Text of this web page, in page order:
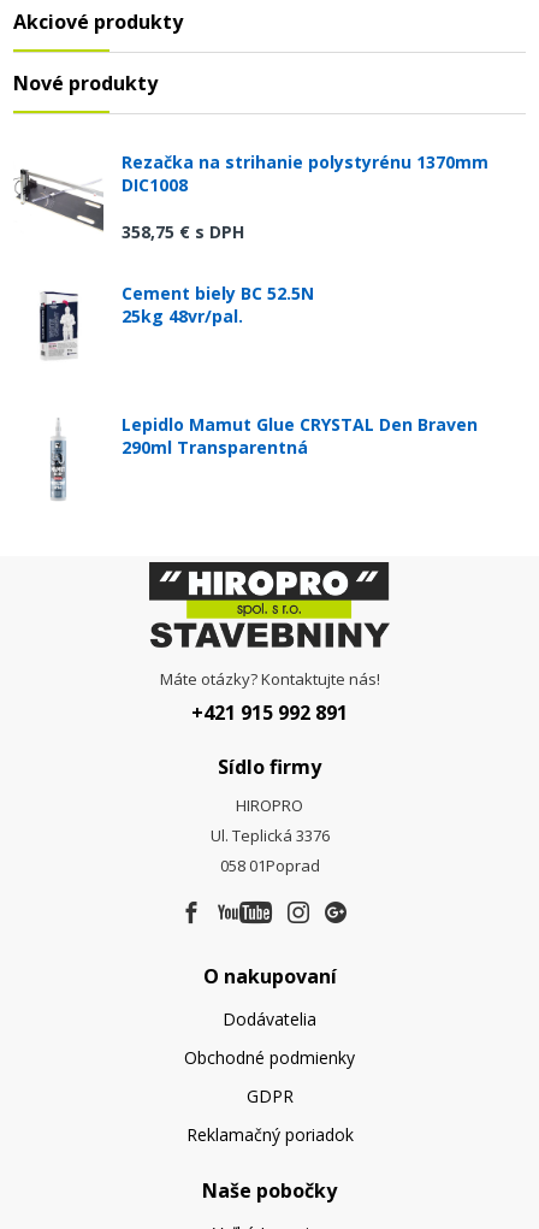
Akciové produkty
Nové produkty
Rezačka na strihanie polystyrénu 1370mm
DIC1008
358,75 € s DPH
Cement biely BC 52.5N
25kg 48vr/pal.
Lepidlo Mamut Glue CRYSTAL Den Braven
290ml Transparentná
Máte otázky? Kontaktujte nás!
+421 915 992 891
Sídlo firmy
HIROPRO
Ul. Teplická 3376
058 01Poprad
O nakupovaní
Dodávatelia
Obchodné podmienky
GDPR
Reklamačný poriadok
Naše pobočky